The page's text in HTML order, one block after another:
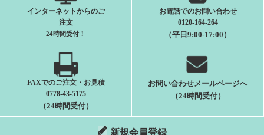
インターネットからのご
注文
24時間受付 ！
お電話でのお問い合わせ
0120-164-264
（平日9:00-17:00）
FAXでのご注文・お見積
0778-43-5175
（24時間受付）
お問い合わせメールページへ
（24時間受付）
新規会員登録